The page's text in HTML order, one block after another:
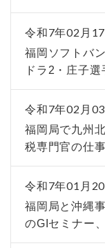
令和7年02月
福岡ソフトバ
ドラ2・庄子
令和7年02月
福岡局で九州
税専門官の仕
令和7年01月
福岡局と沖縄
のGIセミナー